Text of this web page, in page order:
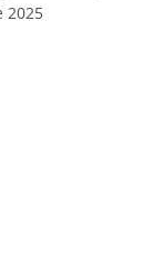
2025